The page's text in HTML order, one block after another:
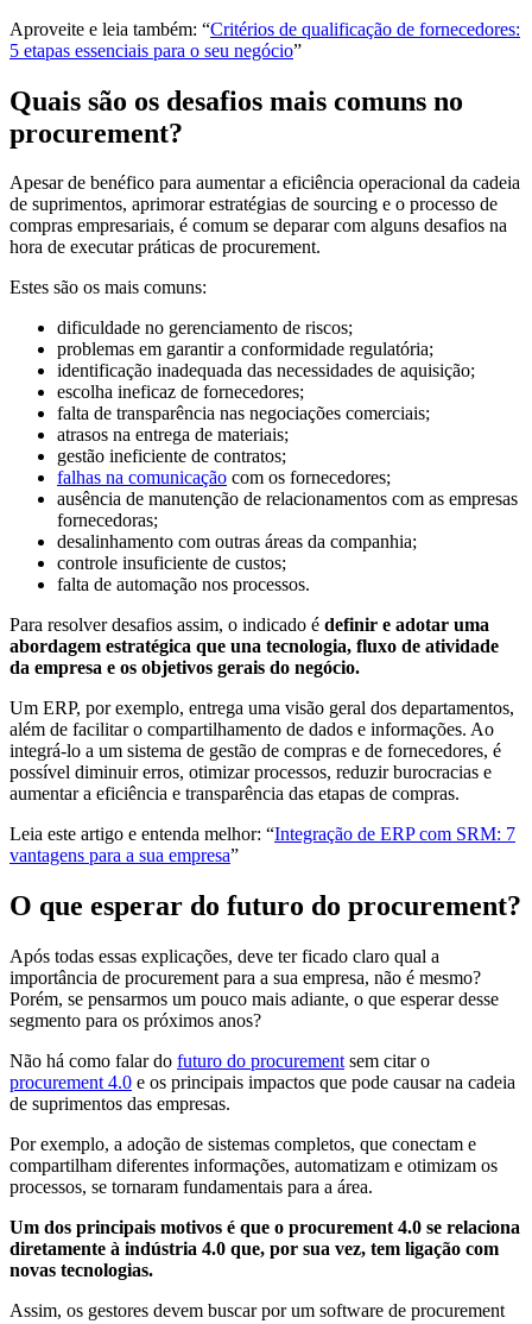
Aproveite e leia também: “Critérios de qualificação de fornecedores:
5 etapas essenciais para o seu negócio”
Quais são os desafios mais comuns no
procurement?
Apesar de benéfico para aumentar a eficiência operacional da cadeia
de suprimentos, aprimorar estratégias de sourcing e o processo de
compras empresariais, é comum se deparar com alguns desafios na
hora de executar práticas de procurement.
Estes são os mais comuns:
dificuldade no gerenciamento de riscos;
problemas em garantir a conformidade regulatória;
identificação inadequada das necessidades de aquisição;
escolha ineficaz de fornecedores;
falta de transparência nas negociações comerciais;
atrasos na entrega de materiais;
gestão ineficiente de contratos;
falhas na comunicação com os fornecedores;
ausência de manutenção de relacionamentos com as empresas
fornecedoras;
desalinhamento com outras áreas da companhia;
controle insuficiente de custos;
falta de automação nos processos.
Para resolver desafios assim, o indicado é definir e adotar uma
abordagem estratégica que una tecnologia, fluxo de atividade
da empresa e os objetivos gerais do negócio.
Um ERP, por exemplo, entrega uma visão geral dos departamentos,
além de facilitar o compartilhamento de dados e informações. Ao
integrá-lo a um sistema de gestão de compras e de fornecedores, é
possível diminuir erros, otimizar processos, reduzir burocracias e
aumentar a eficiência e transparência das etapas de compras.
Leia este artigo e entenda melhor: “Integração de ERP com SRM: 7
vantagens para a sua empresa”
O que esperar do futuro do procurement?
Após todas essas explicações, deve ter ficado claro qual a
importância de procurement para a sua empresa, não é mesmo?
Porém, se pensarmos um pouco mais adiante, o que esperar desse
segmento para os próximos anos?
Não há como falar do futuro do procurement sem citar o
procurement 4.0 e os principais impactos que pode causar na cadeia
de suprimentos das empresas.
Por exemplo, a adoção de sistemas completos, que conectam e
compartilham diferentes informações, automatizam e otimizam os
processos, se tornaram fundamentais para a área.
Um dos principais motivos é que o procurement 4.0 se relaciona
diretamente à indústria 4.0 que, por sua vez, tem ligação com
novas tecnologias.
Assim, os gestores devem buscar por um software de procurement